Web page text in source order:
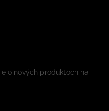
o nových produktoch na